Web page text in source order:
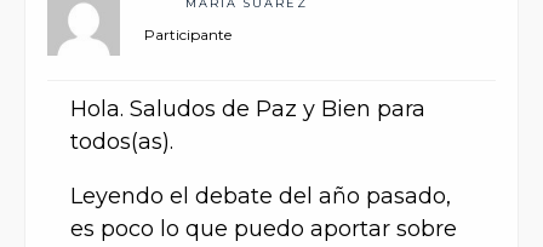
MARÍA SUÁREZ
Participante
Hola. Saludos de Paz y Bien para
todos(as).
Leyendo el debate del año pasado,
es poco lo que puedo aportar sobre